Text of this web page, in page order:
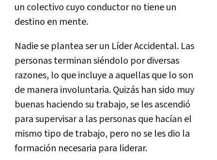
un colectivo cuyo conductor no tiene un
destino en mente.
Nadie se plantea ser un Líder Accidental. Las
personas terminan siéndolo por diversas
razones, lo que incluye a aquellas que lo son
de manera involuntaria. Quizás han sido muy
buenas haciendo su trabajo, se les ascendió
para supervisar a las personas que hacían el
mismo tipo de trabajo, pero no se les dio la
formación necesaria para liderar.